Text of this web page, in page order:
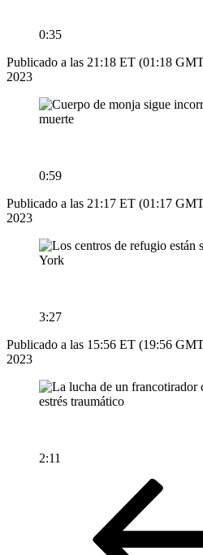
0:35
Publicado a las 21:18 ET (01:18
2023
0:59
Publicado a las 21:17 ET (01:17
2023
3:27
Publicado a las 15:56 ET (19:56
2023
2:11